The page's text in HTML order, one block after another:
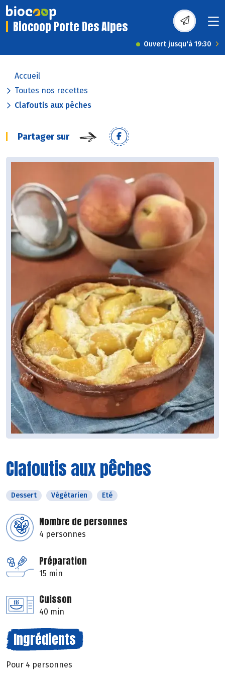
Biocoop Porte Des Alpes
Ouvert jusqu'à 19:30
Accueil
Toutes nos recettes
Clafoutis aux pêches
Partager sur
Clafoutis aux pêches
Dessert Végétarien Eté
Nombre de personnes
4 personnes
Préparation
15 min
Cuisson
40 min
Ingrédients
Pour 4 personnes